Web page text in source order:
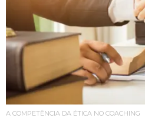
A COMPETÊNCIA DA ÉTICA NO COACHING